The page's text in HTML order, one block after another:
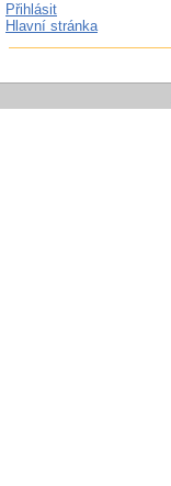
Přihlásit
Hlavní stránka